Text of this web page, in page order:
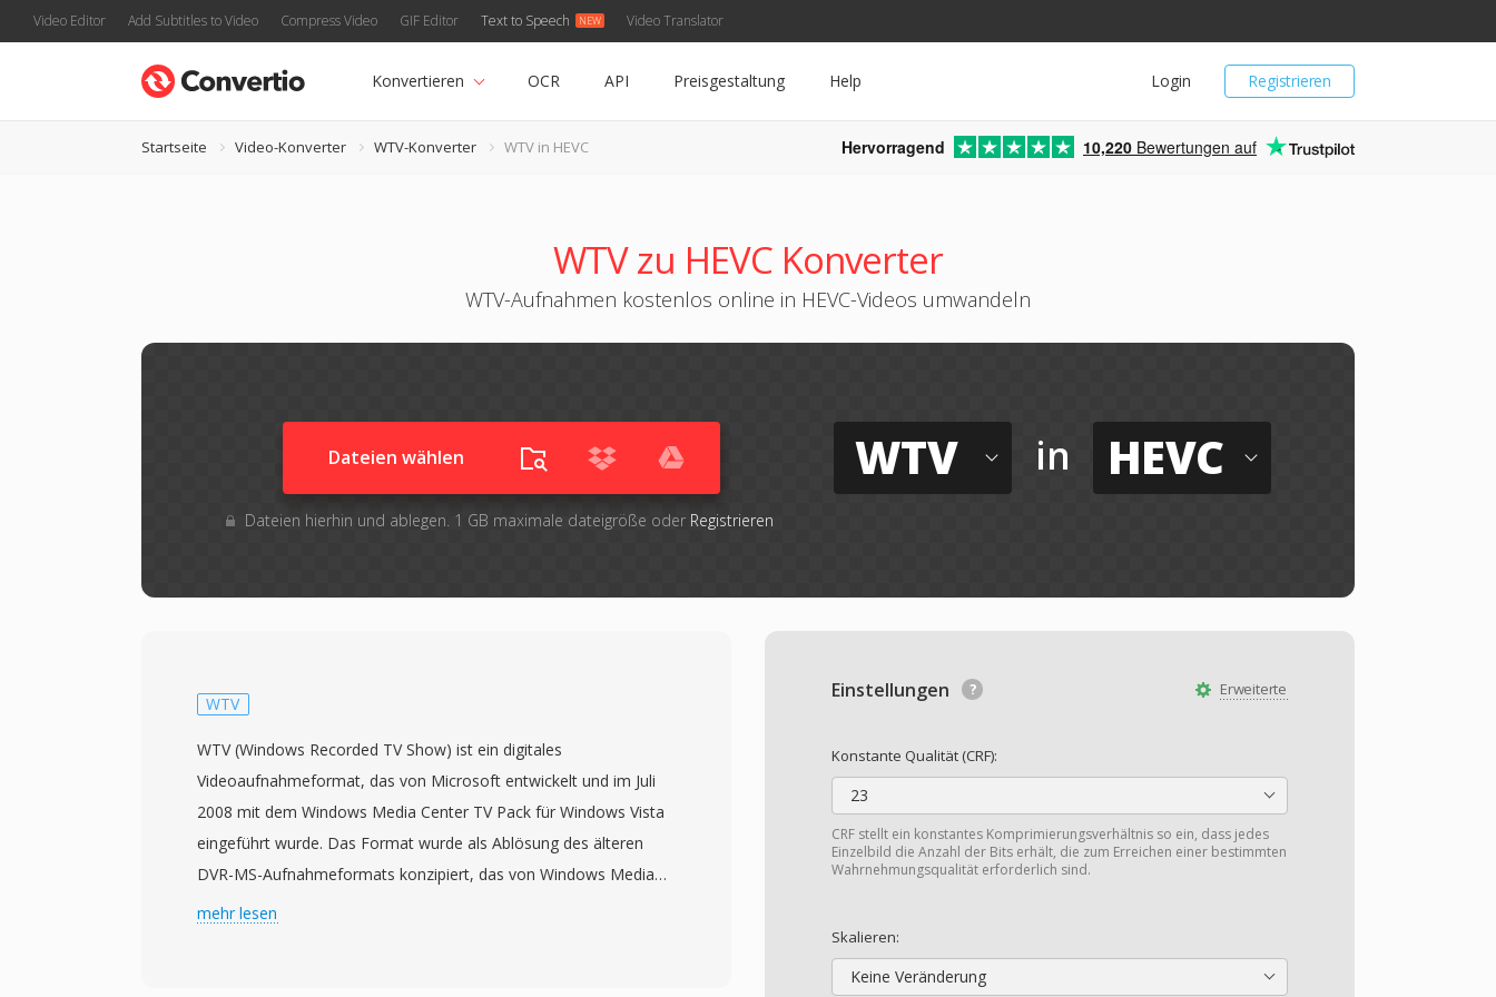
Video Editor Add Subtitles to Video Compress Video GIF Editor Text to Speech Video Translator
Registrieren
Login
Konvertieren OCR API Preisgestaltung Help
Startseite Video-Konverter WTV-Konverter WTV in HEVC Hervorragend 10,220 Bewertungen auf
WTV zu HEVC Konverter
WTV-Aufnahmen kostenlos online in HEVC-Videos umwandeln
Dateien wählen
Dateien hierhin und ablegen. 1 GB maximale dateigröße oder Registrieren
WTV in HEVC
Erweiterte
Einstellungen
Konstante Qualität (CRF):
23
CRF stellt ein konstantes Komprimierungsverhältnis so ein, dass jedes
Einzelbild die Anzahl der Bits erhält, die zum Erreichen einer bestimmten
Wahrnehmungsqualität erforderlich sind.
Skalieren:
Keine Veränderung
WTV
WTV (Windows Recorded TV Show) ist ein digitales
Videoaufnahmeformat, das von Microsoft entwickelt und im Juli
2008 mit dem Windows Media Center TV Pack für Windows Vista
eingeführt wurde. Das Format wurde als Ablösung des älteren
DVR-MS-Aufnahmeformats konzipiert, das von Windows Media
Center verwendet wurde, und bot einen leistungsfähigeren
mehr lesen